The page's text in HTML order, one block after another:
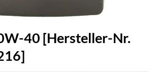
40 [Hersteller-Nr.